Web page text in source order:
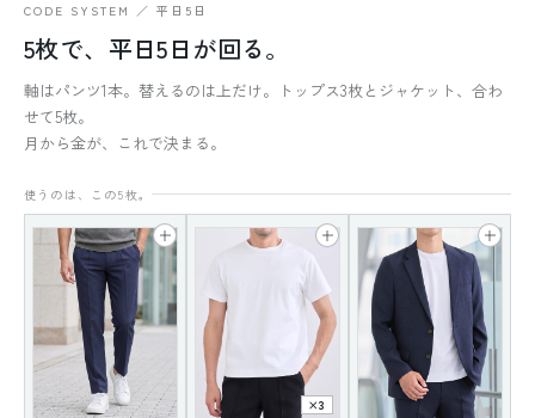
CODE SYSTEM ／ 平日5日
5枚で、平日5日が回る。
軸はパンツ1本。替えるのは上だけ。トップス3枚とジャケット、合わ
せて5枚。
月から金が、これで決まる。
使うのは、この5枚。
×3